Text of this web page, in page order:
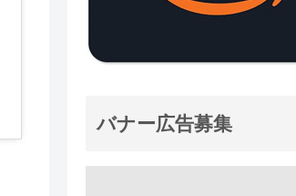
バナー広告募集